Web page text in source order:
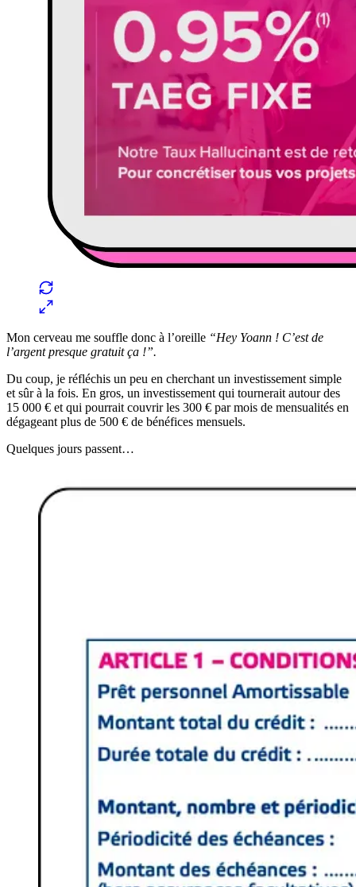
Mon cerveau me souffle donc à l’oreille “Hey Yoann ! C’est de
l’argent presque gratuit ça !”.
Du coup, je réfléchis un peu en cherchant un investissement simple
et sûr à la fois. En gros, un investissement qui tournerait autour des
15 000 € et qui pourrait couvrir les 300 € par mois de mensualités en
dégageant plus de 500 € de bénéfices mensuels.
Quelques jours passent…